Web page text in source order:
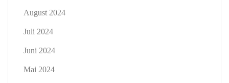
August 2024
Juli 2024
Juni 2024
Mai 2024